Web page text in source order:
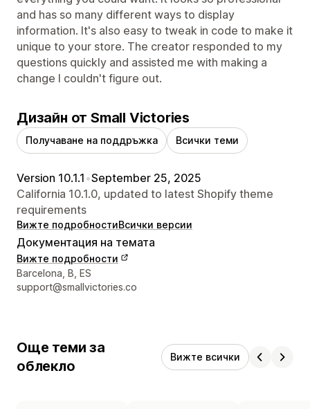
and has so many different ways to display
information. It's also easy to tweak in code to make it
unique to your store. The creator responded to my
questions quickly and assisted me with making a
change I couldn't figure out.
Дизайн от Small Victories
Получаване на поддръжка Всички теми
Version 10.1.1 •September 25, 2025
California 10.1.0, updated to latest Shopify theme
requirements
Вижте подробностиВсички версии
Документация на темата
Вижте подробности
Данни за връзка с дизайнера
Barcelona, B, ES
support@smallvictories.co
Още теми за
облекло
Вижте всички